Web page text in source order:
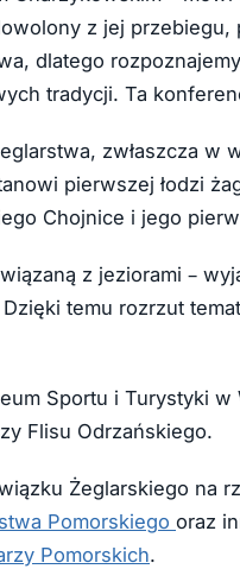
z jej
dlatego
tradycji. Ta
zwłaszcza w
pierwszej łodzi
Chojnice i jego
z jeziorami –
temu rozrzut
Sportu i Turystyki
Flisu Odrzańskiego.
Żeglarskiego na
Pomorskiego oraz
Pomorskich.